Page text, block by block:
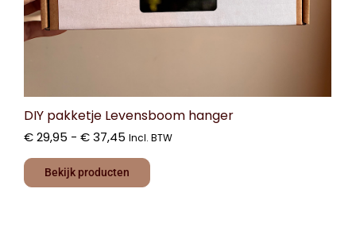
DIY pakketje Levensboom hanger
€29,95 - €37,45 Incl. BTW
Bekijk producten